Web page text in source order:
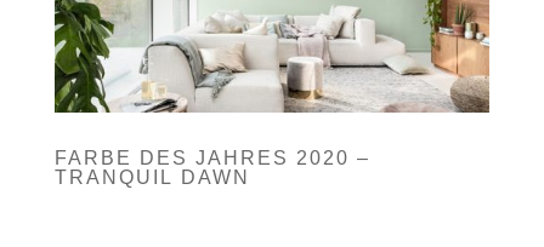
FARBE DES JAHRES 2020 –
TRANQUIL DAWN